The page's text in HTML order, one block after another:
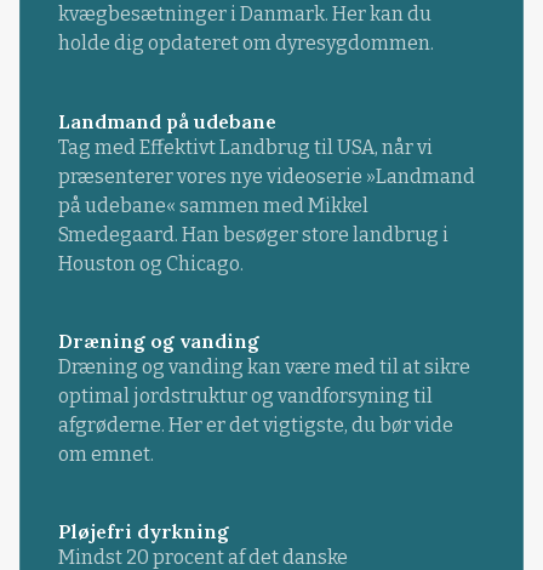
kvægbesætninger i Danmark. Her kan du
holde dig opdateret om dyresygdommen.
Landmand på udebane
Tag med Effektivt Landbrug til USA, når vi
præsenterer vores nye videoserie »Landmand
på udebane« sammen med Mikkel
Smedegaard. Han besøger store landbrug i
Houston og Chicago.
Dræning og vanding
Dræning og vanding kan være med til at sikre
optimal jordstruktur og vandforsyning til
afgrøderne. Her er det vigtigste, du bør vide
om emnet.
Pløjefri dyrkning
Mindst 20 procent af det danske